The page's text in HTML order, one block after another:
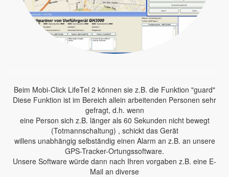
Beim Mobi-Click LifeTel 2 können sie z.B. die Funktion "guard"
Diese Funktion ist im Bereich allein arbeitenden Personen sehr
gefragt, d.h. wenn
eine Person sich z.B. länger als 60 Sekunden nicht bewegt
(Totmannschaltung) , schickt das Gerät
willens unabhängig selbständig einen Alarm an z.B. an unsere
GPS-Tracker-Ortungssoftware.
Unsere Software würde dann nach Ihren vorgaben z.B. eine E-
Mail an diverse